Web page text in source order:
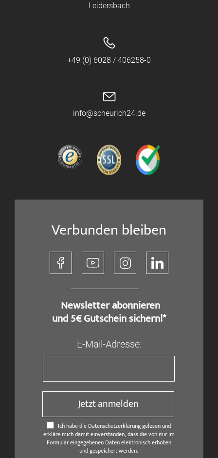
Leidersbach
+49 (0) 6028 / 406258-0
info@scheurich24.de
Verbunden bleiben
​ Newsletter abonnieren
und 5€ Gutschein sichern!*
E-Mail-Adresse:
Jetzt anmelden
Ich habe die Datenschutzerklärung gelesen und
erkläre mich damit einverstanden, dass die von mir im
Formular eingegebenen Daten elektronisch erhoben
und gespeichert werden.